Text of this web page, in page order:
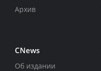
Архив
CNews
Об издании